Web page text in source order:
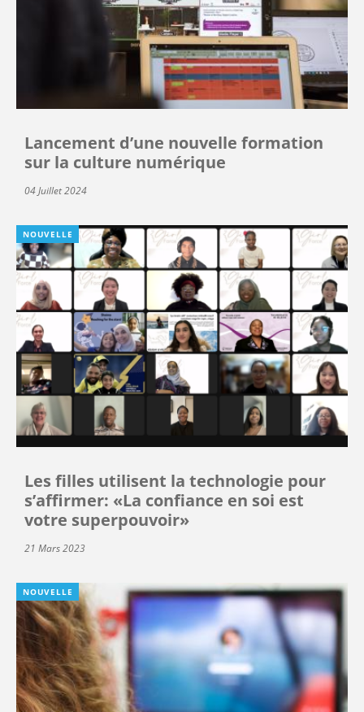
Lancement d’une nouvelle formation
sur la culture numérique
04 Juillet 2024
NOUVELLE
Les filles utilisent la technologie pour
s’affirmer: «La confiance en soi est
votre superpouvoir»
21 Mars 2023
NOUVELLE